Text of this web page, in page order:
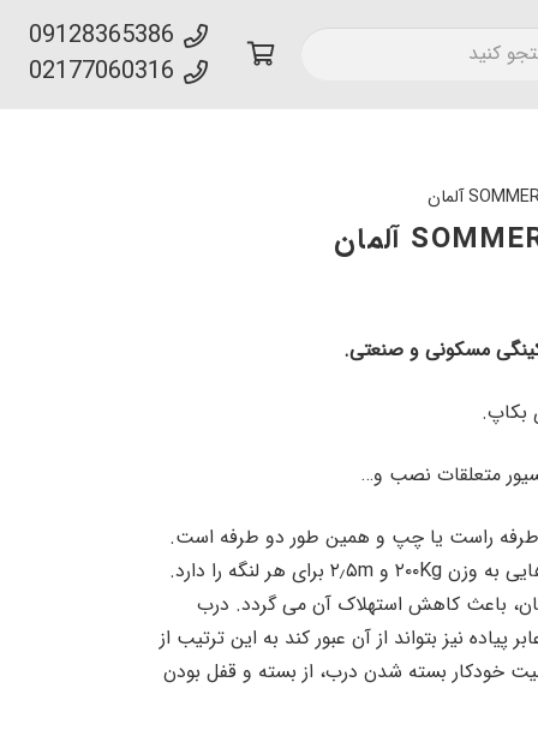
09128365386
02177060316
مسکونی و صنعتی.
متعلقات نصب و…
طرفه راست یا چپ و همین طور دو طرفه است.
این جک زومر قابلیت به حرکت در آورد درب هایی به وزن ۲۰۰Kg و ۲٫۵m برای هر لنگه را دارد.
باعث کاهش استهلاک آن می گردد. درب
پیاده نیز بتواند از آن عبور کند به این ترتیب از
خودکار بسته شدن درب، از بسته و قفل بودن